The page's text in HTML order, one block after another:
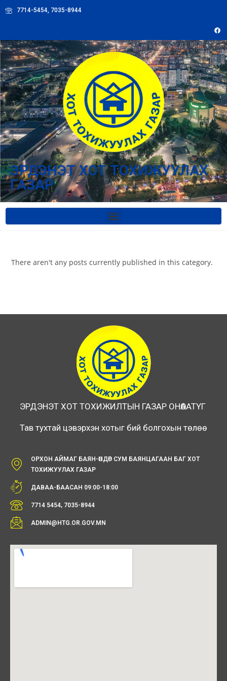
7714-5454, 7035-8944
ЭРДЭНЭТ ХОТ ТОХИЖУУЛАХ
ГАЗАР
There aren't any posts currently published in this category.
ЭРДЭНЭТ ХОТ ТОХИЖИЛТЫН ГАЗАР ОНӨААТҮГ
Тав тухтай цэвэрхэн хотыг бий болгохын төлөө
ОРХОН АЙМАГ БАЯН-ӨНДӨР СУМ БАЯНЦАГААН БАГ ХОТ
ТОХИЖУУЛАХ ГАЗАР
ДАВАА-БААСАН 09:00-18:00
7714 5454, 7035-8944
ADMIN@HTG.OR.GOV.MN